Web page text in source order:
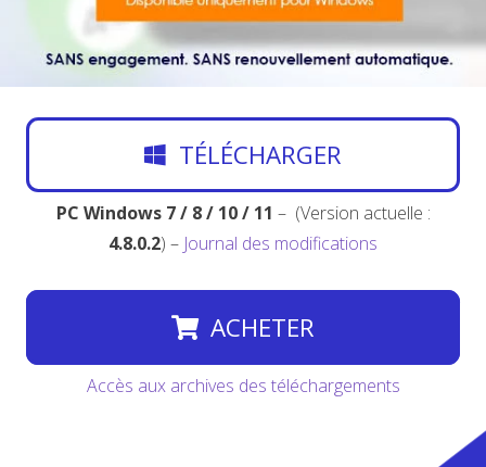
TÉLÉCHARGER
PC Windows 7 / 8 / 10 / 11 – (Version actuelle :
4.8.0.2) – Journal des modifications
ACHETER
Accès aux archives des téléchargements